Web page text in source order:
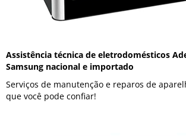
Assistência técnica de eletrodomésticos
Samsung nacional e importado
Serviços de manutenção e reparos de
que você pode confiar!